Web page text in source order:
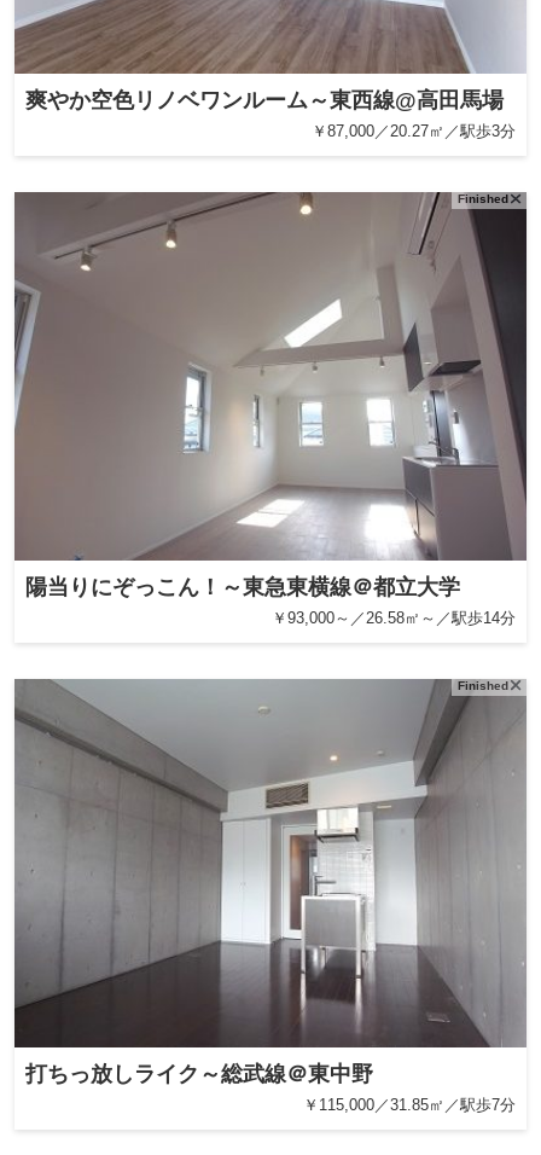
爽やか空色リノベワンルーム～東西線@高田馬場
￥87,000／20.27㎡／駅歩3分
Finished
陽当りにぞっこん！～東急東横線＠都立大学
￥93,000～／26.58㎡～／駅歩14分
Finished
打ちっ放しライク～総武線＠東中野
￥115,000／31.85㎡／駅歩7分